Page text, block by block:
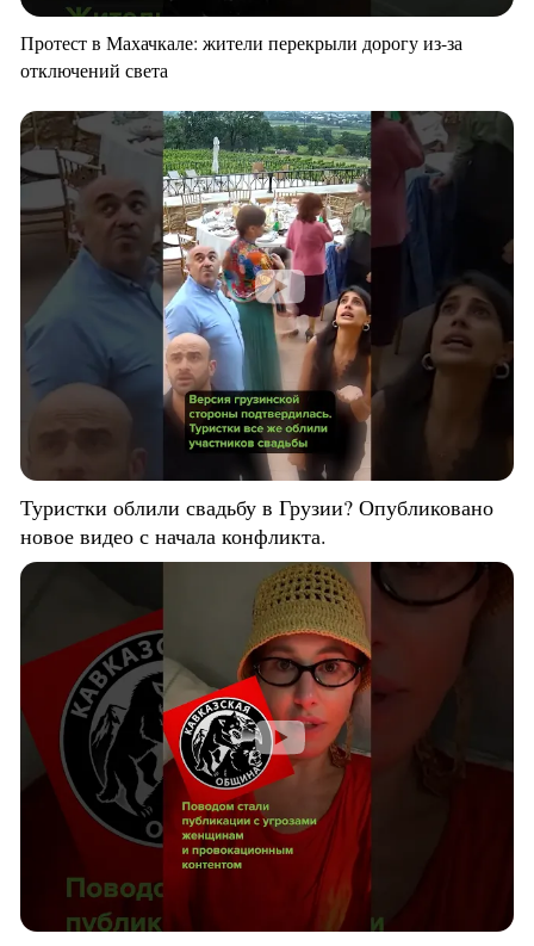
Протест в Махачкале: жители перекрыли дорогу из-за
отключений света
Туристки облили свадьбу в Грузии? Опубликовано
новое видео с начала конфликта.